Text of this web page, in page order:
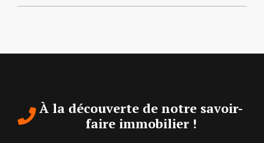
À la découverte de notre savoir-
faire immobilier !